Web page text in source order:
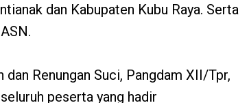
dan Kabupaten Kubu Raya. Serta
Renungan Suci, Pangdam XII/Tpr,
peserta yang hadir